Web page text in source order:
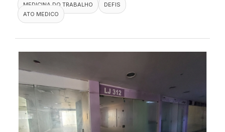
MEDICINA DO TRABALHO
DEFIS
ATO MEDICO